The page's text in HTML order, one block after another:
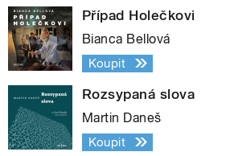
Případ Holečkovi
Bianca Bellová
Koupit
Rozsypaná slova
Martin Daneš
Koupit